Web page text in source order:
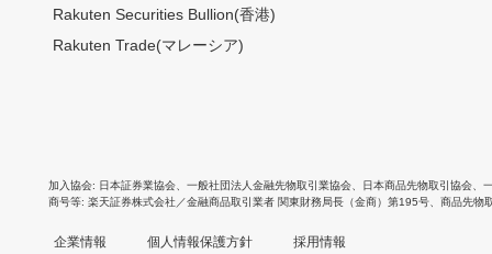
Rakuten Securities Bullion(香港)
Rakuten Trade(マレーシア)
加入協会 日本証券業協会 一般社団法人金融先物取引業協会 日本商品先物取引協会
商号等 楽天証券株式会社／金融商品取引業者 関東財務局長（金商）第195号、商品先物
企業情報 個人情報保護方針 採用情報